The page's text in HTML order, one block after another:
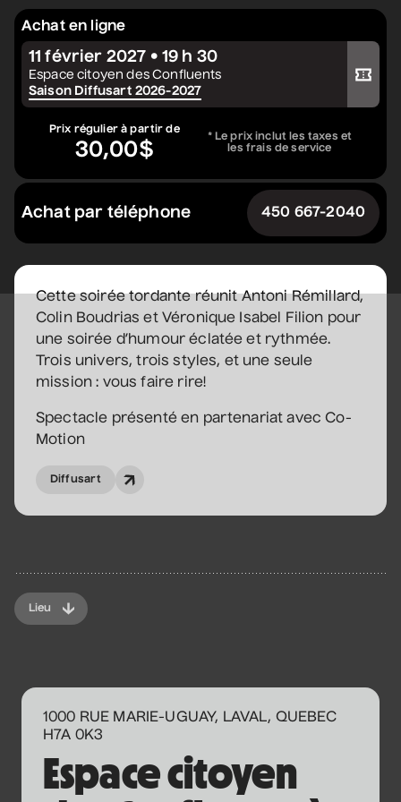
• Zones musicales
20 août 2026• 20 h 00
Cour intérieure de la Maison des Arts
Marie Céleste
• Tout ce qui brille
27 août 2026
Station culturelle Momo
David Corriveau
• 100 contrefaçons
Salle André-Mathieu
Après-midi
2 septembre 2026
Korine Côté, Gabrielle
Gratuit
Maude Landry
• Trop cool
3 septembre 2026 • 19 h 30
Salle André-Mathieu
Achat en ligne
Acheter votre billet
11 février 2027 • 19 h 30
Espace citoyen des Confluents
Saison Diffusart 2026-2027
Prix régulier à partir de
30,00$
* Le prix inclut les taxes et
les frais de service
Achat par téléphone 450 667-2040
Cette soirée tordante réunit Antoni Rémillard,
Colin Boudrias et Véronique Isabel Filion pour
une soirée d’humour éclatée et rythmée.
Trois univers, trois styles, et une seule
mission : vous faire rire!
Spectacle présenté en partenariat avec Co-
Motion
Diffusart
Lieu
1000 RUE MARIE-UGUAY, LAVAL, QUEBEC
H7A 0K3
Espace citoyen